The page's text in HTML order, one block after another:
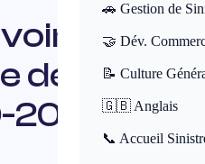
🚗 Gestion de
🤝 Dév.
📝 Culture
🇬🇧 Anglais
📞 Accueil
sur
de la C4 II